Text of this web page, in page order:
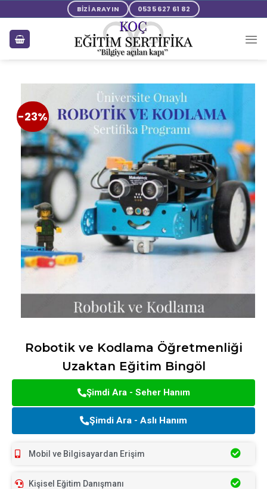
BİZİ ARAYIN 0535 627 61 82
-23%
Robotik ve Kodlama Öğretmenliği
Uzaktan Eğitim Bingöl
Şimdi Ara - Seher Hanım
Şimdi Ara - Aslı Hanım
Mobil ve Bilgisayardan Erişim
Kişisel Eğitim Danışmanı